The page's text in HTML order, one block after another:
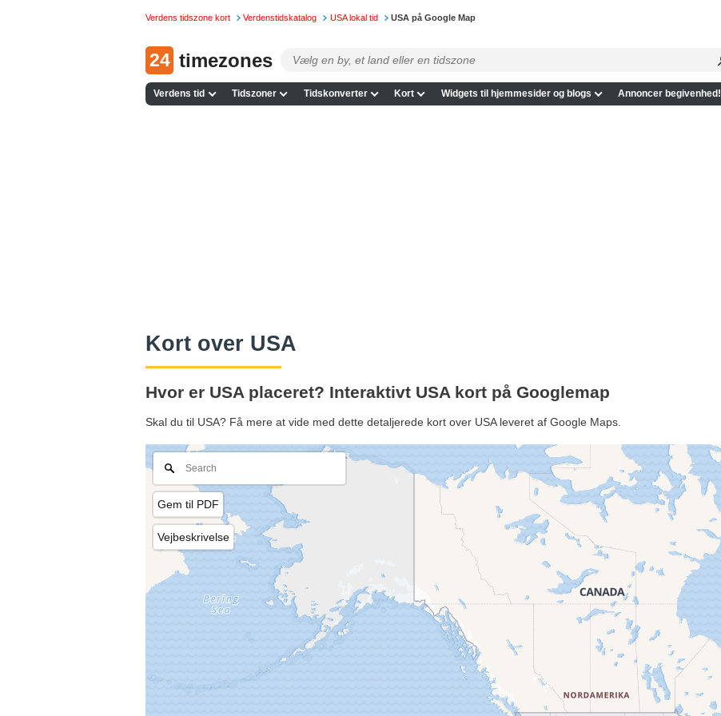
Verdens tidszone kort Verdenstidskatalog USA lokal tid USA på Google Map
24 timezones
Verdens tid Tidszoner Tidskonverter Kort Widgets til hjemmesider og blogs Annoncer begivenhed!
Kort over USA
Hvor er USA placeret? Interaktivt USA kort på Googlemap
Skal du til USA? Få mere at vide med dette detaljerede kort over USA leveret af Google Maps.
Gem til PDF
Vejbeskrivelse